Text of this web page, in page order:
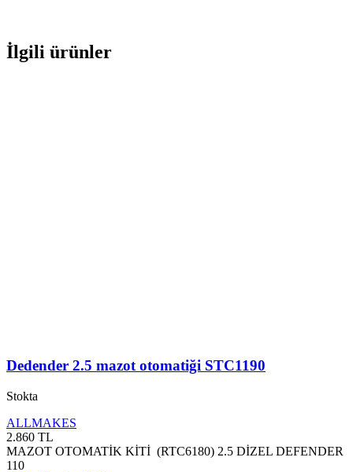
İlgili ürünler
Dedender 2.5 mazot otomatiği STC1190
Stokta
ALLMAKES
2.860 TL
MAZOT OTOMATİK KİTİ (RTC6180) 2.5 DİZEL DEFENDER
110